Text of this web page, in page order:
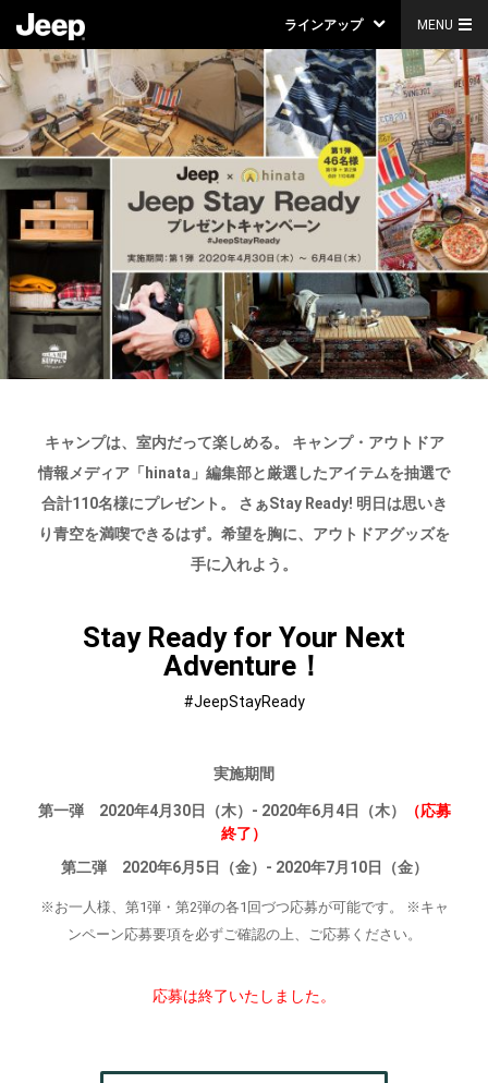
ラインアップ MENU
キャンプは、室内だって楽しめる。
キャンプ・アウトドア
情報メディア「hinata」編集部と厳選したアイテムを抽選で
合計110名様にプレゼント。
さぁStay Ready! 明日は思いき
り青空を満喫できるはず。希望を胸に、アウトドアグッズを
手に入れよう。
Stay Ready for Your Next
Adventure！
#JeepStayReady
実施期間
第一弾 2020年4月30日（木）- 2020年6月4日（木）
（応募
終了）
第二弾 2020年6月5日（金）- 2020年7月10日（金）
※お一人様、第1弾・第2弾の各1回づつ応募が可能です。
※キャ
ンペーン応募要項を必ずご確認の上、ご応募ください。
応募は終了いたしました。